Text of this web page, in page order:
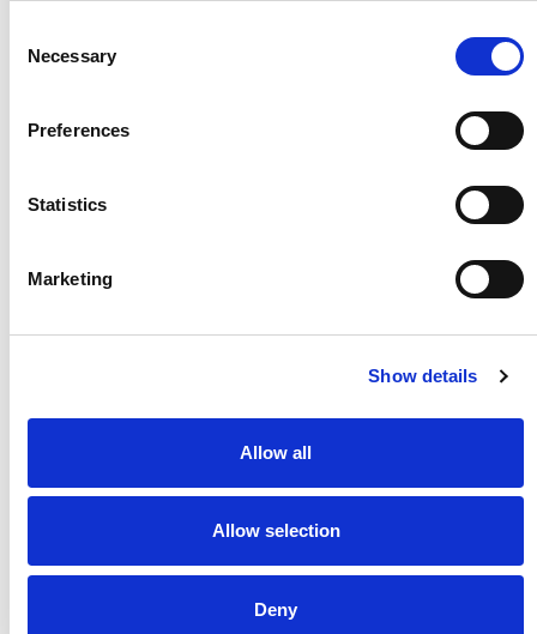
Selection
Necessary
Preferences
Statistics
Marketing
Show details
Allow all
Allow selection
Deny
企业的内部物流全流程，包括产品仓储、拣选、包装直至发
giuseppe.costabile@comau.com| 手机： +39 3387130885
Invent
augusto@invent-corp.com| +55 11 94228 3144